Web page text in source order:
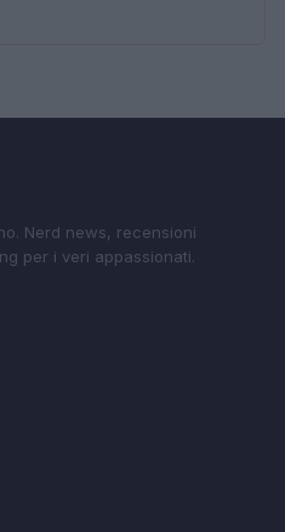
Nerd news, recensioni
per i veri appassionati.